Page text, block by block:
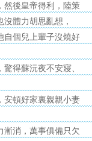
然後皇帝得利，陸策
體力胡思亂想，
自個兒上輩子沒燒好
得蘇沅夜不安寢、
安頓好家裏親親小妻
漸消，萬事俱備只欠